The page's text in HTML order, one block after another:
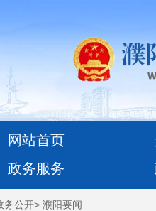
网站首页
政务服务
务公开> 濮阳要闻